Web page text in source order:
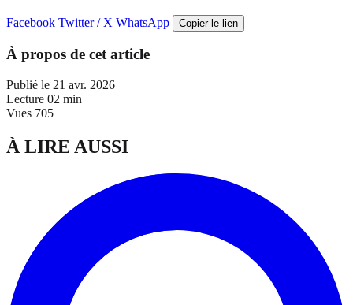
Facebook Twitter / X WhatsApp Copier le lien
À propos de cet article
Publié le 21 avr. 2026
Lecture 02 min
Vues 705
À LIRE AUSSI